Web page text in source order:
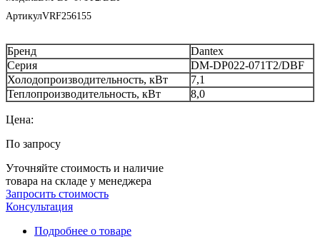
АртикулVRF256155
Бренд
Dantex
Серия
DM-DP022-071T2/DBF
Холодопроизводительность, кВт
7,1
Теплопроизводительность, кВт
8,0
Цена:
По запросу
Уточняйте стоимость и наличие
товара на складе у менеджера
Запросить стоимость
Консультация
Подробнее о товаре